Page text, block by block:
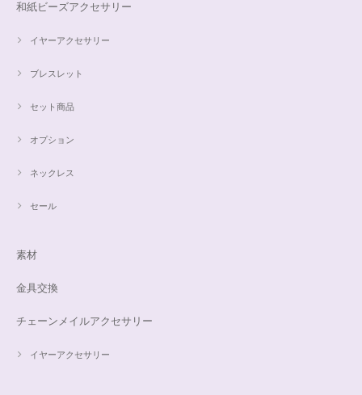
和紙ビーズアクセサリー
イヤーアクセサリー
ブレスレット
セット商品
オプション
ネックレス
セール
素材
金具交換
チェーンメイルアクセサリー
イヤーアクセサリー